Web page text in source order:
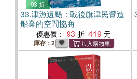
93 折
33.津漁遠颺：戰後旗津民營造
船業的空間協商
優惠價： 93 419
庫存：2